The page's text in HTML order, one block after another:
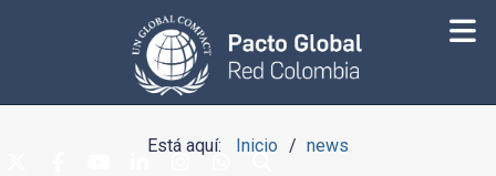
Está aquí: Inicio news